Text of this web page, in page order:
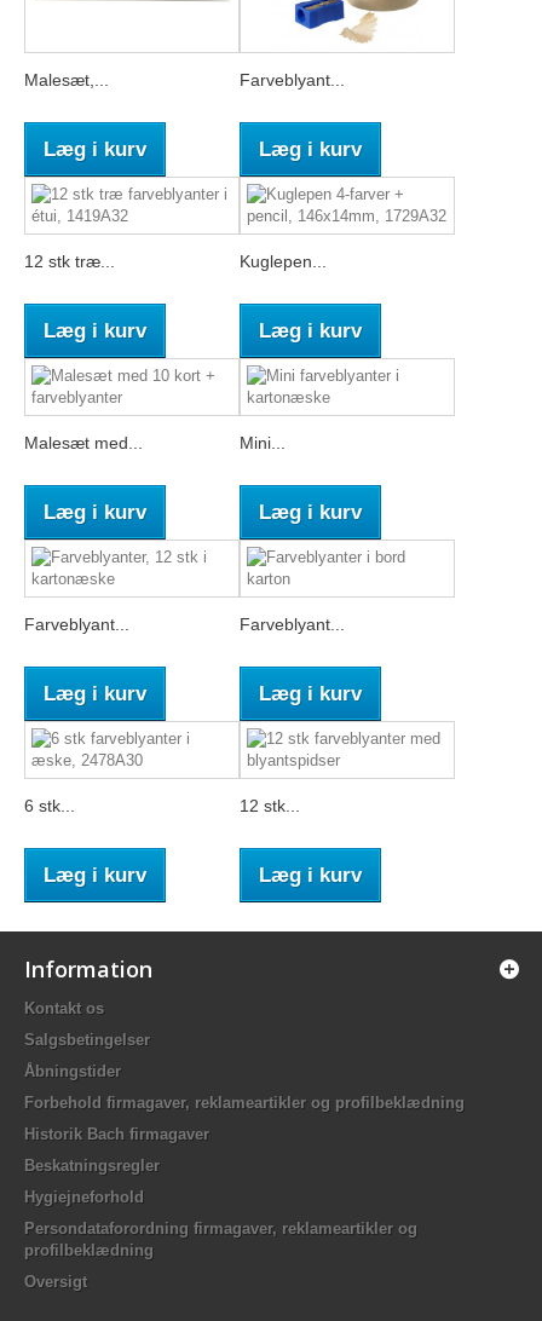
Malesæt,...
Læg i kurv
Farveblyant...
Læg i kurv
12 stk træ...
Læg i kurv
Kuglepen...
Læg i kurv
Malesæt med...
Læg i kurv
Mini...
Læg i kurv
Farveblyant...
Læg i kurv
Farveblyant...
Læg i kurv
6 stk...
Læg i kurv
12 stk...
Læg i kurv
Information
Kontakt os
Salgsbetingelser
Åbningstider
Forbehold firmagaver, reklameartikler og profilbeklædning
Historik Bach firmagaver
Beskatningsregler
Hygiejneforhold
Persondataforordning firmagaver, reklameartikler og
profilbeklædning
Oversigt